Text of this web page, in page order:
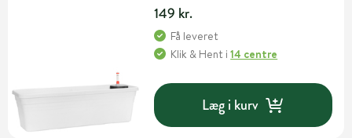
149 kr.
Få leveret
Klik & Hent i14 centre
Læg i kurv